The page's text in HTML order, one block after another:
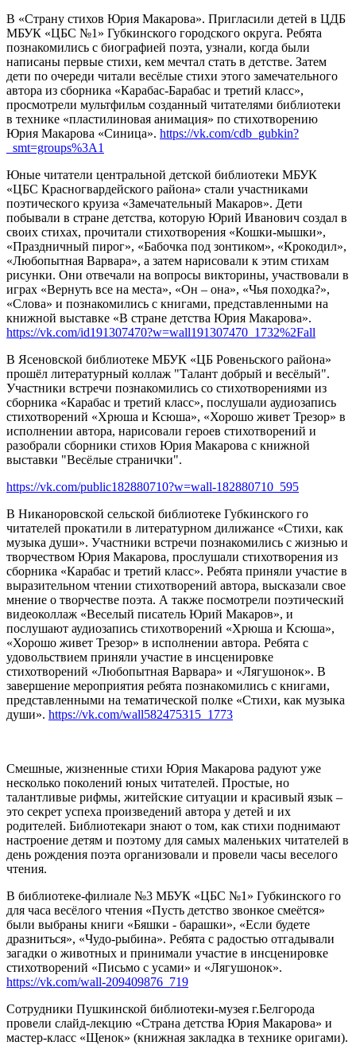
В «Страну стихов Юрия Макарова». Пригласили детей в ЦДБ
МБУК «ЦБС №1» Губкинского городского округа. Ребята
познакомились с биографией поэта, узнали, когда были
написаны первые стихи, кем мечтал стать в детстве. Затем
дети по очереди читали весёлые стихи этого замечательного
автора из сборника «Карабас-Барабас и третий класс»,
просмотрели мультфильм созданный читателями библиотеки
в технике «пластилиновая анимация» по стихотворению
Юрия Макарова «Синица». https://vk.com/cdb_gubkin?
_smt=groups%3A1
Юные читатели центральной детской библиотеки МБУК
«ЦБС Красногвардейского района» стали участниками
поэтического круиза «Замечательный Макаров». Дети
побывали в стране детства, которую Юрий Иванович создал в
своих стихах, прочитали стихотворения «Кошки-мышки»,
«Праздничный пирог», «Бабочка под зонтиком», «Крокодил»,
«Любопытная Варвара», а затем нарисовали к этим стихам
рисунки. Они отвечали на вопросы викторины, участвовали в
играх «Вернуть все на места», «Он – она», «Чья походка?»,
«Слова» и познакомились с книгами, представленными на
книжной выставке «В стране детства Юрия Макарова».
https://vk.com/id191307470?w=wall191307470_1732%2Fall
В Ясеновской библиотеке МБУК «ЦБ Ровеньского района»
прошёл литературный коллаж "Талант добрый и весёлый".
Участники встречи познакомились со стихотворениями из
сборника «Карабас и третий класс», послушали аудиозапись
стихотворений «Хрюша и Ксюша», «Хорошо живет Трезор» в
исполнении автора, нарисовали героев стихотворений и
разобрали сборники стихов Юрия Макарова с книжной
выставки "Весёлые странички".
https://vk.com/public182880710?w=wall-182880710_595
В Никаноровской сельской библиотеке Губкинского го
читателей прокатили в литературном дилижансе «Стихи, как
музыка души». Участники встречи познакомились с жизнью и
творчеством Юрия Макарова, прослушали стихотворения из
сборника «Карабас и третий класс». Ребята приняли участие в
выразительном чтении стихотворений автора, высказали свое
мнение о творчестве поэта. А также посмотрели поэтический
видеоколлаж «Веселый писатель Юрий Макаров», и
послушают аудиозапись стихотворений «Хрюша и Ксюша»,
«Хорошо живет Трезор» в исполнении автора. Ребята с
удовольствием приняли участие в инсценировке
стихотворений «Любопытная Варвара» и «Лягушонок». В
завершение мероприятия ребята познакомились с книгами,
представленными на тематической полке «Стихи, как музыка
души». https://vk.com/wall582475315_1773
Смешные, жизненные стихи Юрия Макарова радуют уже
несколько поколений юных читателей. Простые, но
талантливые рифмы, житейские ситуации и красивый язык –
это секрет успеха произведений автора у детей и их
родителей. Библиотекари знают о том, как стихи поднимают
настроение детям и поэтому для самых маленьких читателей в
день рождения поэта организовали и провели часы веселого
чтения.
В библиотеке-филиале №3 МБУК «ЦБС №1» Губкинского го
для часа весёлого чтения «Пусть детство звонкое смеётся»
были выбраны книги «Бяшки - барашки», «Если будете
дразниться», «Чудо-рыбина». Ребята с радостью отгадывали
загадки о животных и принимали участие в инсценировке
стихотворений «Письмо с усами» и «Лягушонок».
https://vk.com/wall-209409876_719
Сотрудники Пушкинской библиотеки-музея г.Белгорода
провели слайд-лекцию «Страна детства Юрия Макарова» и
мастер-класс «Щенок» (книжная закладка в технике оригами).